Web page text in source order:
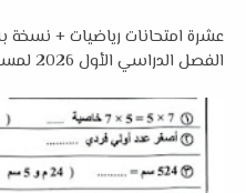
عشرة امتحانات رياضيات + نسخة
الفصل الدراسي الأول 2026 لمستر عيون عبدالله